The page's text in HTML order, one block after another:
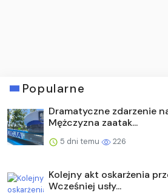
Popularne
Dramatyczne zdarzenie
Mężczyzna zaatak...
5 dni temu 226
Kolejny akt oskarżenia
Wcześniej usły...